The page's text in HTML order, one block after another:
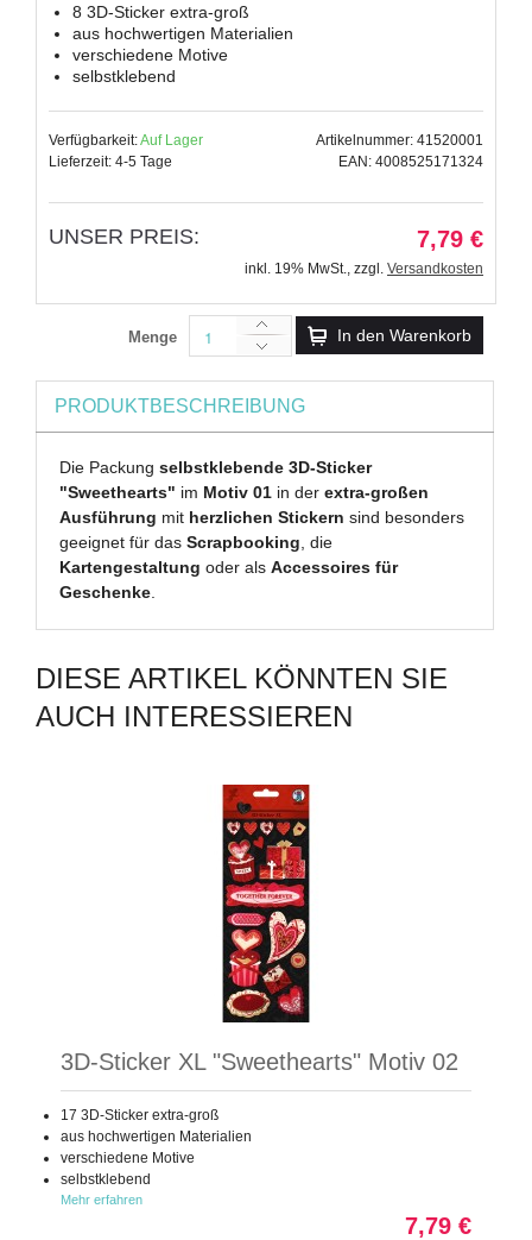
8 3D-Sticker extra-groß
aus hochwertigen Materialien
verschiedene Motive
selbstklebend
Verfügbarkeit:Auf Lager
Lieferzeit: 4-5 Tage
Artikelnummer: 41520001
EAN: 4008525171324
UNSER PREIS: 7,79 €
inkl. 19% MwSt., zzgl. Versandkosten
Menge In den Warenkorb
PRODUKTBESCHREIBUNG
Die Packungselbstklebende 3D-Sticker
"Sweethearts" im Motiv 01 in derextra-großen
Ausführung mit herzlichen Stickernsind besonders
geeignet für dasScrapbooking, die
Kartengestaltung oder alsAccessoires für
Geschenke.
DIESE ARTIKEL KÖNNTEN SIE
AUCH INTERESSIEREN
3D-Sticker XL "Sweethearts" Motiv 02
17 3D-Sticker extra-groß
aus hochwertigen Materialien
verschiedene Motive
selbstklebend
Mehr erfahren
7,79 €